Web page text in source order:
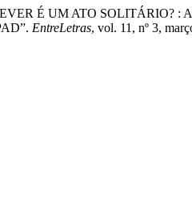
É UM ATO
EntreLetras, vol. 11, nº 3,